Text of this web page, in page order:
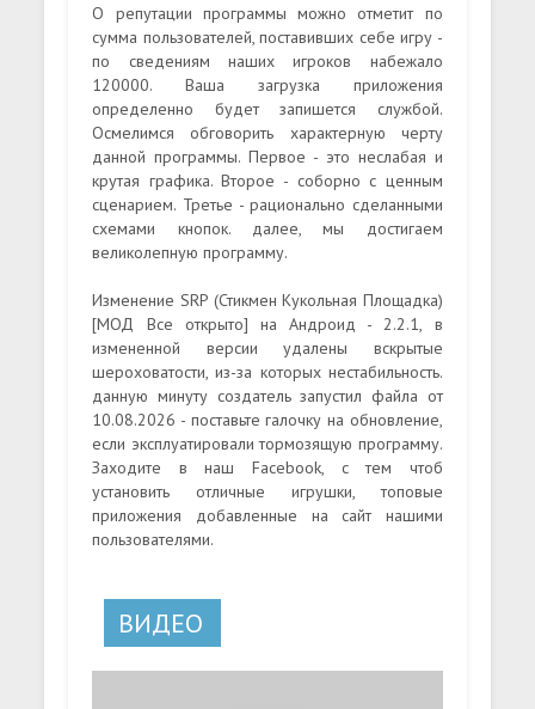
О репутации программы можно отметит по
сумма пользователей, поставивших себе игру -
по сведениям наших игроков набежало
120000. Ваша загрузка приложения
определенно будет запишется службой.
Осмелимся обговорить характерную черту
данной программы. Первое - это неслабая и
крутая графика. Второе - соборно с ценным
сценарием. Третье - рационально сделанными
схемами кнопок. далее, мы достигаем
великолепную программу.
Изменение SRP (Стикмен Кукольная Площадка)
[МОД Все открыто] на Андроид - 2.2.1, в
измененной версии удалены вскрытые
шероховатости, из-за которых нестабильность.
данную минуту создатель запустил файла от
10.08.2026 - поставьте галочку на обновление,
если эксплуатировали тормозящую программу.
Заходите в наш Facebook, с тем чтоб
установить отличные игрушки, топовые
приложения добавленные на сайт нашими
пользователями.
ВИДЕО